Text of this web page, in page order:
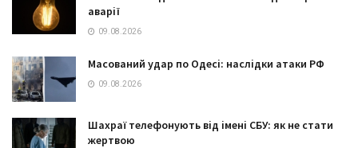
аварії
09.08.2026
Масований удар по Одесі: наслідки атаки РФ
09.08.2026
Шахраї телефонують від імені СБУ: як не стати
жертвою